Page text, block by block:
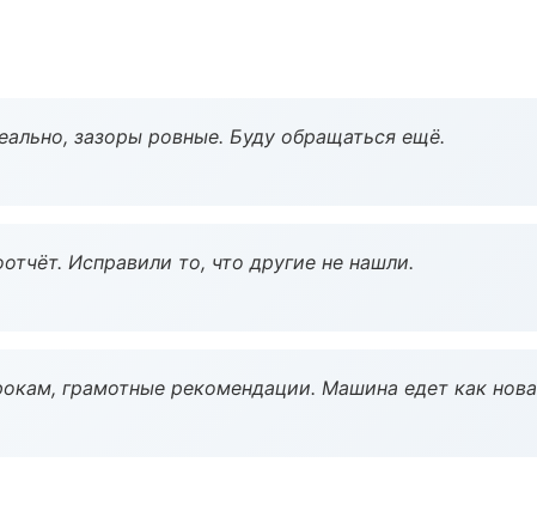
зазоры ровные. Буду обращаться ещё.
Исправили то, что другие не нашли.
грамотные рекомендации. Машина едет как